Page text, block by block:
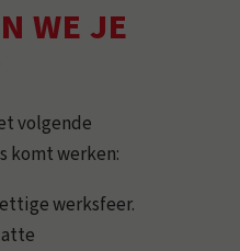
WE JE
volgende
komt werken:
werksfeer.